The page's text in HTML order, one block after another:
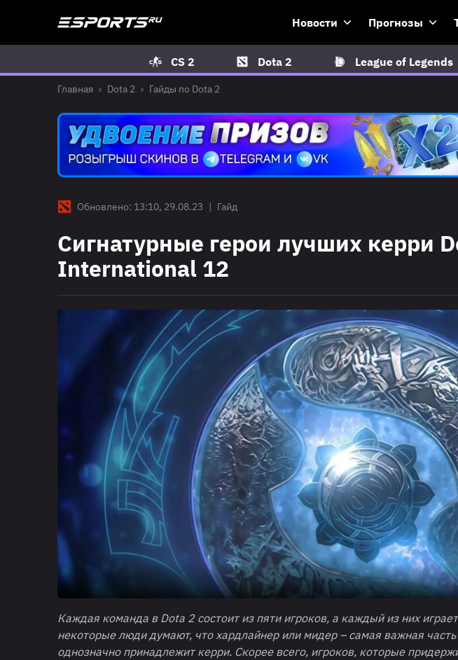
Новости Прогнозы
CS 2 Dota 2 League of Legends
Главная Dota 2 Гайды по Dota 2
Обновлено: 13:10, 29.08.23 | Гайд
Сигнатурные герои лучших керри
International 12
Каждая команда в Dota 2 состоит из пяти игроков, а каждый из них
некоторые люди думают, что хардлайнер или мидер – самая важная
однозначно принадлежит керри. Скорее всего, игроков, которые